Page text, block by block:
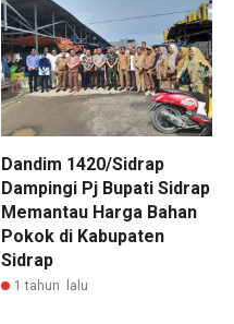
Dandim 1420/Sidrap
Dampingi Pj Bupati Sidrap
Memantau Harga Bahan
Pokok di Kabupaten
Sidrap
1 tahun lalu